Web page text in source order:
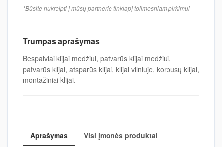
*Būsite nukreipti į mūsų partnerio tinklapį tolimesniam pirkimui
Trumpas aprašymas
Bespalviai klijai medžiui, patvarūs klijai medžiui,
patvarūs klijai, atsparūs klijai, klijai vilniuje, korpusų klijai,
montažiniai klijai.
Aprašymas
Visi įmonės produktai